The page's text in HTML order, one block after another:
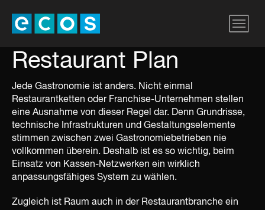
Restaurant Plan
Jede Gastronomie ist anders. Nicht einmal
Restaurantketten oder Franchise-Unternehmen stellen
eine Ausnahme von dieser Regel dar. Denn Grundrisse,
technische Infrastrukturen und Gestaltungselemente
stimmen zwischen zwei Gastronomiebetrieben nie
vollkommen überein. Deshalb ist es so wichtig, beim
Einsatz von Kassen-Netzwerken ein wirklich
anpassungsfähiges System zu wählen.
Zugleich ist Raum auch in der Restaurantbranche ein